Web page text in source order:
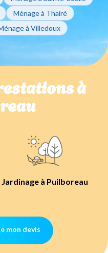
Ménage à Thairé
à Villedoux
à
Jardinage à Puilboreau
mon devis